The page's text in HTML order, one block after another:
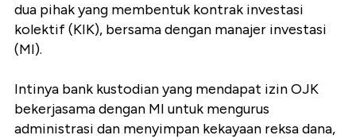
dua pihak yang membentuk kontrak investasi
kolektif (KIK), bersama dengan manajer investasi
(MI).
Intinya bank kustodian yang mendapat izin OJK
bekerjasama dengan MI untuk mengurus
administrasi dan menyimpan kekayaan reksa dana,